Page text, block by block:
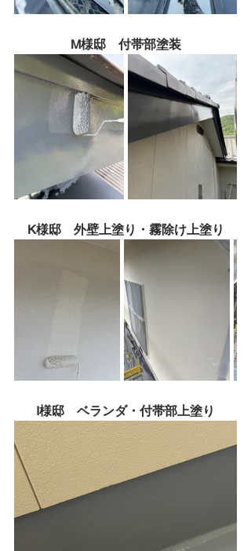
M様邸　付帯部塗装
K様邸　外壁上塗り・霧除け上塗り
I様邸　ベランダ・付帯部上塗り